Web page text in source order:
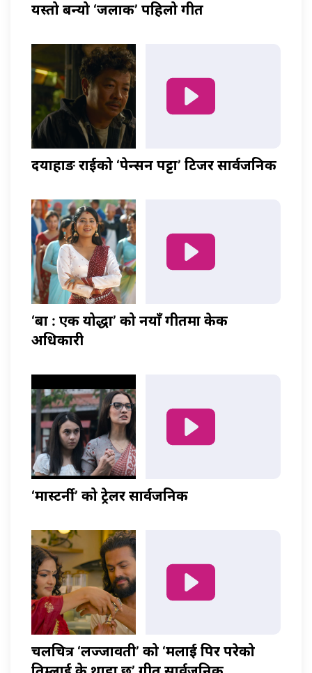
यस्तो बन्यो ‘जलाकी’ पहिलो गीत
दयाहाङ राईको ‘पेन्सन पट्टा’ टिजर सार्वजनिक
‘बा : एक योद्धा’ को नयाँ गीतमा केकी
अधिकारी
‘मास्टर्नी’ को ट्रेलर सार्वजनिक
चलचित्र ‘लज्जावती’ को ‘मलाई पिर परेको